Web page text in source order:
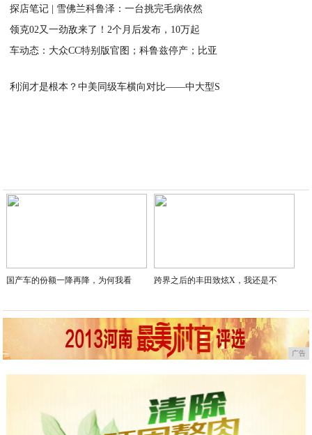
探店笔记 | 雪佛兰科鲁泽：一台挑完毛病依然
领克02又一劲敌来了！2个月后发布，10万起
车动态：大众CC特别版官图；科鲁兹停产；比亚
利润才是根本？中美同级车横向对比——中大型S
国产车的份额一降再降，为何我看 跨界之后的丰田致炫X，我还是不
广告